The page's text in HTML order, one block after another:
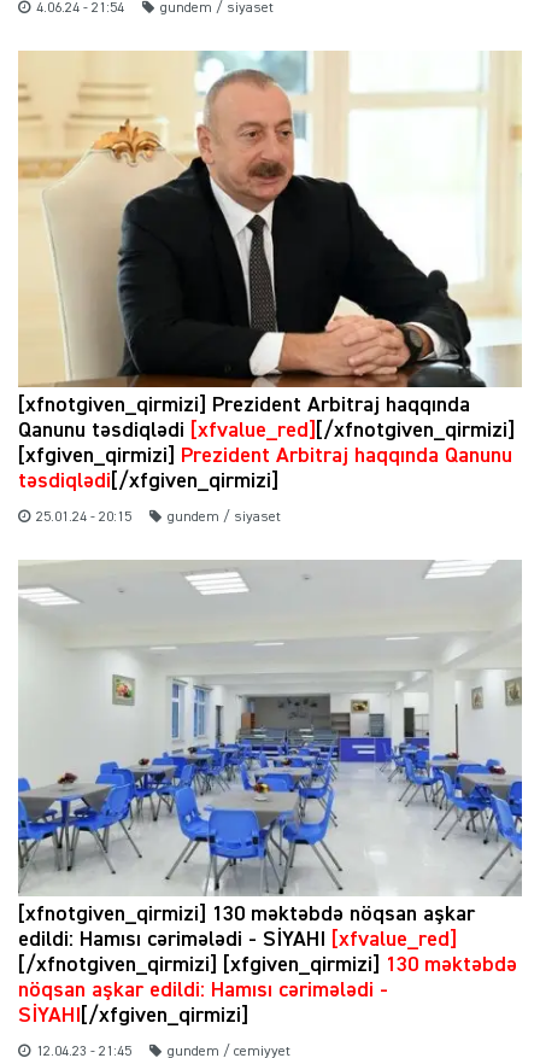
4.06.24 - 21:54 gundem / siyaset
[xfnotgiven_qirmizi] Prezident Arbitraj haqqında
Qanunu təsdiqlədi
[xfvalue_red]
[/xfnotgiven_qirmizi]
[xfgiven_qirmizi]
Prezident Arbitraj haqqında Qanunu
təsdiqlədi [/xfgiven_qirmizi]
25.01.24 - 20:15 gundem / siyaset
[xfnotgiven_qirmizi] 130 məktəbdə nöqsan aşkar
edildi: Hamısı cərimələdi - SİYAHI
[xfvalue_red]
[/xfnotgiven_qirmizi] [xfgiven_qirmizi]
130 məktəbdə
nöqsan aşkar edildi: Hamısı cərimələdi -
SİYAHI
[/xfgiven_qirmizi]
12.04.23 - 21:45 gundem / cemiyyet